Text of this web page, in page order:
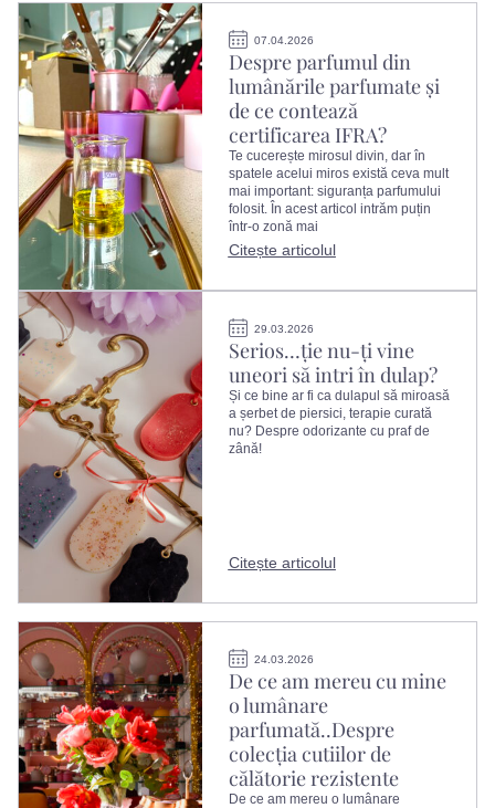
07.04.2026
Despre parfumul din
lumânările parfumate și
de ce contează
certificarea IFRA?
Te cucerește mirosul divin, dar în
spatele acelui miros există ceva mult
mai important: siguranța parfumului
folosit. În acest articol intrăm puțin
într-o zonă mai
Citește articolul
29.03.2026
Serios…ție nu-ți vine
uneori să intri în dulap?
Și ce bine ar fi ca dulapul să miroasă
a șerbet de piersici, terapie curată
nu? Despre odorizante cu praf de
zână!
Citește articolul
24.03.2026
De ce am mereu cu mine
o lumânare
parfumată..Despre
colecția cutiilor de
călătorie rezistente
De ce am mereu o lumânare